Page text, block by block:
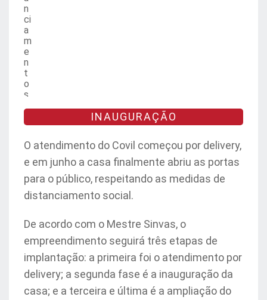
n
ci
a
m
e
n
t
o
s
al
INAUGURAÇÃO
O atendimento do Covil começou por delivery,
e em junho a casa finalmente abriu as portas
para o público, respeitando as medidas de
distanciamento social.
De acordo com o Mestre Sinvas, o
empreendimento seguirá três etapas de
implantação: a primeira foi o atendimento por
delivery; a segunda fase é a inauguração da
casa; e a terceira e última é a ampliação do